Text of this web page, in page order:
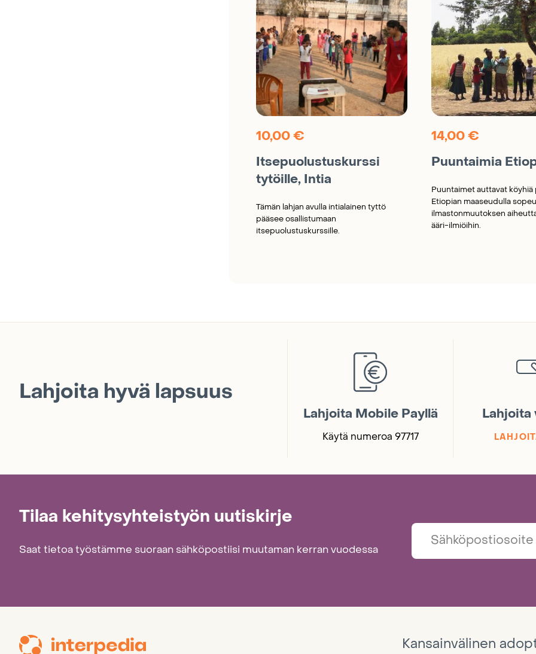
10,00€
Itsepuolustuskurssi
tytöille, Intia
Tämän lahjan avulla intialainen tyttö
pääsee osallistumaan
itsepuolustuskurssille.
14,00€
Puuntaimia
Puuntaimet auttavat köyhiä
Etiopian maaseudulla
ilmastonmuutoksen
ääri-ilmiöihin.
Lahjoita hyvä lapsuus
Lahjoita Mobile Payllä
Käytä numeroa 97717
Lahjoita
Tilaa kehitysyhteistyön uutiskirje
Saat tietoa työstämme suoraan sähköpostiisi muutaman kerran vuodessa
Kansainvälinen